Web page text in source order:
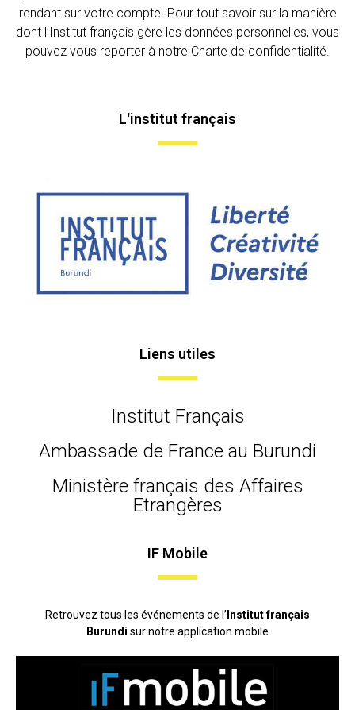
rendant sur votre compte. Pour tout savoir sur la manière
dont l’Institut français gère les données personnelles, vous
pouvez vous reporter à notre Charte de confidentialité.
L'institut français
Liens utiles
Institut Français
Ambassade de France au Burundi
Ministère français des Affaires
Etrangères
IF Mobile
Retrouvez tous les événements de l’ Institut français
Burundi sur notre application mobile